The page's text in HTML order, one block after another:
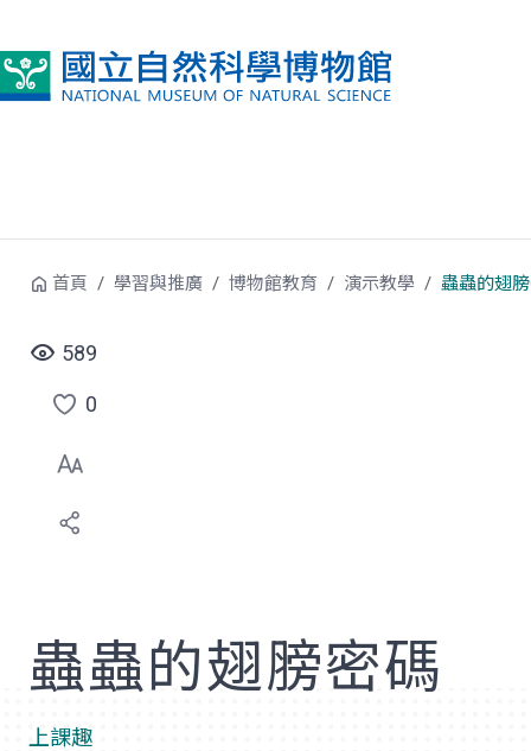
首頁 學習與推廣 博物館教育 演示教學 蟲蟲的翅
589
點
選
喜
0
蟲蟲的翅膀密碼
上課趣